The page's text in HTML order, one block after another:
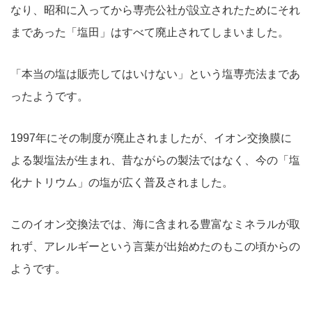
なり、昭和に入ってから専売公社が設立されたためにそれ
まであった「塩田」はすべて廃止されてしまいました。
「本当の塩は販売してはいけない」という塩専売法まであ
ったようです。
1997年にその制度が廃止されましたが、イオン交換膜に
よる製塩法が生まれ、昔ながらの製法ではなく、今の「塩
化ナトリウム」の塩が広く普及されました。
このイオン交換法では、海に含まれる豊富なミネラルが取
れず、アレルギーという言葉が出始めたのもこの頃からの
ようです。